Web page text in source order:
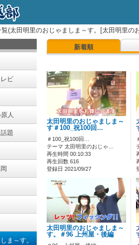
(太田明里のおじゃましま～す。[太田明里の
ビ
人
題
ま～す。
新着順
太田明里のおじゃましま～
す＃100_祝100回…
＃100_祝100回…
テーマ 太田明里のおじゃ…
再生時間 00:10:33
再生回数 616
登録日 2021/09/27
太田明里のおじゃましま～
す。＃96 上州屋・後編